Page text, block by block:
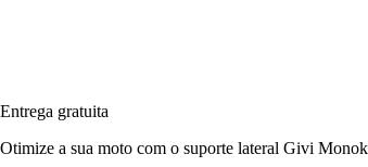
Entrega gratuita
Otimize a sua moto com o suporte lateral Givi